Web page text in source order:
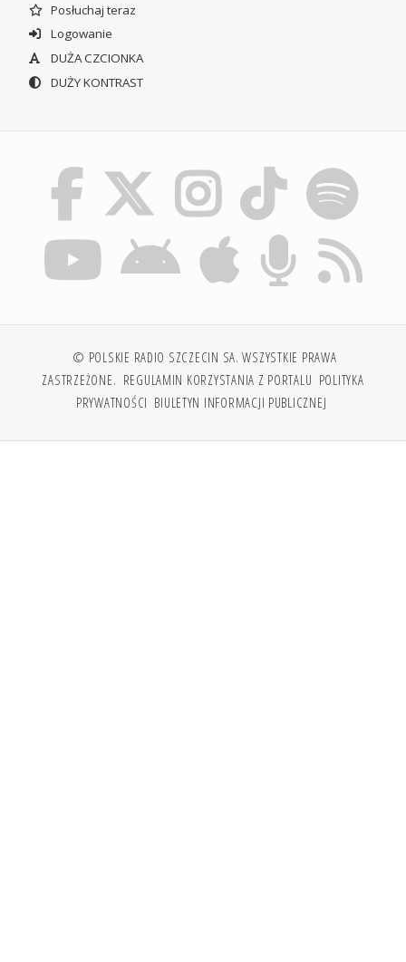
Posłuchaj teraz
Logowanie
DUŻA CZCIONKA
DUŻY KONTRAST
© POLSKIE RADIO SZCZECIN SA. WSZYSTKIE PRAWA
ZASTRZEŻONE. REGULAMIN KORZYSTANIA Z PORTALU POLITYKA
PRYWATNOŚCI BIULETYN INFORMACJI PUBLICZNEJ